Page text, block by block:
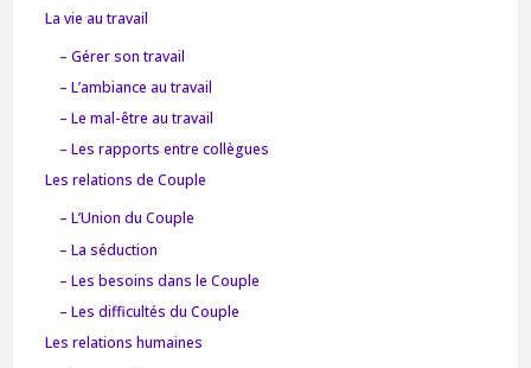
La vie au travail
– Gérer son travail
– L’ambiance au travail
– Le mal-être au travail
– Les rapports entre collègues
Les relations de Couple
– L’Union du Couple
– La séduction
– Les besoins dans le Couple
– Les difficultés du Couple
Les relations humaines